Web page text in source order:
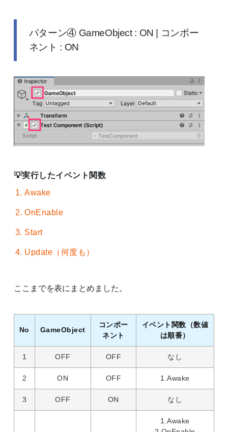
パターン④ GameObject : ON | コンポー
ネント : ON
実行したイベント関数
Awake
OnEnable
Start
Update（何度も）
ここまでを表にまとめました。
No GameObject
コンポー
ネント
イベント関数（数値
は順番）
1 OFF OFF なし
2 ON OFF 1.Awake
3 OFF ON なし
1.Awake